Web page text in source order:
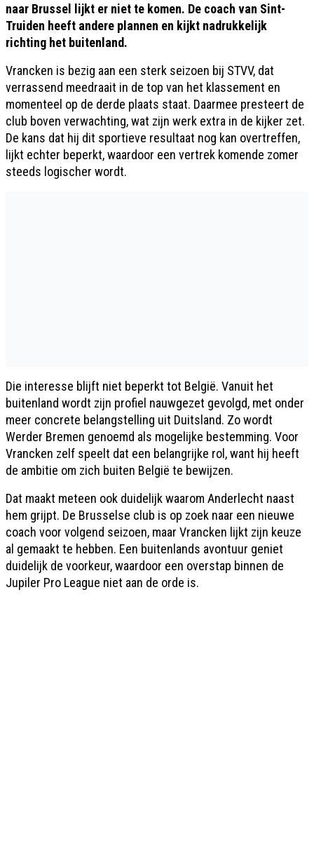
naar Brussel lijkt er niet te komen. De coach van Sint-
Truiden heeft andere plannen en kijkt nadrukkelijk
richting het buitenland.
Vrancken is bezig aan een sterk seizoen bij STVV, dat
verrassend meedraait in de top van het klassement en
momenteel op de derde plaats staat. Daarmee presteert de
club boven verwachting, wat zijn werk extra in de kijker zet.
De kans dat hij dit sportieve resultaat nog kan overtreffen,
lijkt echter beperkt, waardoor een vertrek komende zomer
steeds logischer wordt.
Die interesse blijft niet beperkt tot België. Vanuit het
buitenland wordt zijn profiel nauwgezet gevolgd, met onder
meer concrete belangstelling uit Duitsland. Zo wordt
Werder Bremen genoemd als mogelijke bestemming. Voor
Vrancken zelf speelt dat een belangrijke rol, want hij heeft
de ambitie om zich buiten België te bewijzen.
Dat maakt meteen ook duidelijk waarom Anderlecht naast
hem grijpt. De Brusselse club is op zoek naar een nieuwe
coach voor volgend seizoen, maar Vrancken lijkt zijn keuze
al gemaakt te hebben. Een buitenlands avontuur geniet
duidelijk de voorkeur, waardoor een overstap binnen de
Jupiler Pro League niet aan de orde is.